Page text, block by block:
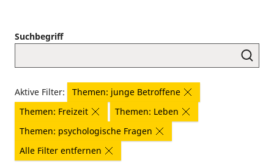
Suchbegriff
Aktive Filter:
Themen: junge Betroffene
Themen: Freizeit
Themen: Leben
Themen: psychologische Fragen
Alle Filter entfernen